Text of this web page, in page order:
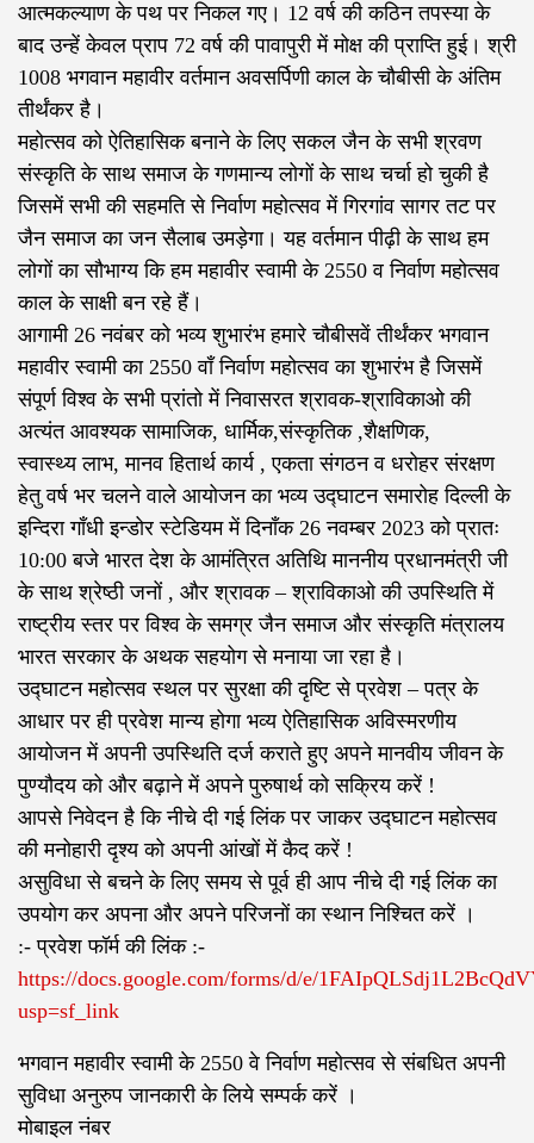
आत्मकल्याण के पथ पर निकल गए। 12 वर्ष की कठिन तपस्या के
बाद उन्हें केवल प्राप 72 वर्ष की पावापुरी में मोक्ष की प्राप्ति हुई। श्री
1008 भगवान महावीर वर्तमान अवसर्पिणी काल के चौबीसी के अंतिम
तीर्थंकर है।
महोत्सव को ऐतिहासिक बनाने के लिए सकल जैन के सभी श्रवण
संस्कृति के साथ समाज के गणमान्य लोगों के साथ चर्चा हो चुकी है
जिसमें सभी की सहमति से निर्वाण महोत्सव में गिरगांव सागर तट पर
जैन समाज का जन सैलाब उमड़ेगा। यह वर्तमान पीढ़ी के साथ हम
लोगों का सौभाग्य कि हम महावीर स्वामी के 2550 व निर्वाण महोत्सव
काल के साक्षी बन रहे हैं।
आगामी 26 नवंबर को भव्य शुभारंभ हमारे चौबीसवें तीर्थंकर भगवान
महावीर स्वामी का 2550 वाँ निर्वाण महोत्सव का शुभारंभ है जिसमें
संपूर्ण विश्व के सभी प्रांतो में निवासरत श्रावक-श्राविकाओ की
अत्यंत आवश्यक सामाजिक, धार्मिक,संस्कृतिक ,शैक्षणिक‌,
स्वास्थ्य लाभ, मानव हितार्थ कार्य , एकता संगठन व धरोहर संरक्षण
हेतु वर्ष भर चलने वाले आयोजन का भव्य उद्घाटन समारोह दिल्ली के
इन्दिरा गाँधी इन्डोर स्टेडियम में दिनाँक 26 नवम्बर 2023 को प्रातः
10:00 बजे भारत देश के आमंत्रित अतिथि माननीय प्रधानमंत्री जी
के साथ श्रेष्ठी जनों , और श्रावक – श्राविकाओ की उपस्थिति में
राष्ट्रीय स्तर पर विश्व के समग्र जैन समाज और संस्कृति मंत्रालय
भारत सरकार के अथक सहयोग से मनाया जा रहा है।
उद्घाटन महोत्सव स्थल पर सुरक्षा की दृष्टि से प्रवेश – पत्र के
आधार पर ही प्रवेश मान्य होगा भव्य ऐतिहासिक अविस्मरणीय
आयोजन में अपनी उपस्थिति दर्ज कराते हुए अपने मानवीय जीवन के
पुण्यौदय को और बढ़ाने में अपने पुरुषार्थ को सक्रिय करें !
आपसे निवेदन है कि नीचे दी गई लिंक पर जाकर उद्घाटन महोत्सव
की मनोहारी दृश्य को अपनी आंखों में कैद करें !
असुविधा से बचने के लिए समय से पूर्व ही आप नीचे दी गई लिंक का
उपयोग कर अपना और अपने परिजनों का स्थान निश्चित करें ।
:- प्रवेश फॉर्म की लिंक :-
https://docs.google.com/forms/d/e/
usp=sf_link
भगवान महावीर स्वामी के 2550 वे निर्वाण महोत्सव से संबधित अपनी
सुविधा अनुरुप जानकारी के लिये सम्पर्क करें ।
मोबाइल नंबर